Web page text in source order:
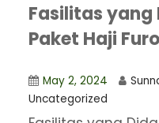
Fasilitas
Paket Haji
May 2, 2024
Uncategorized